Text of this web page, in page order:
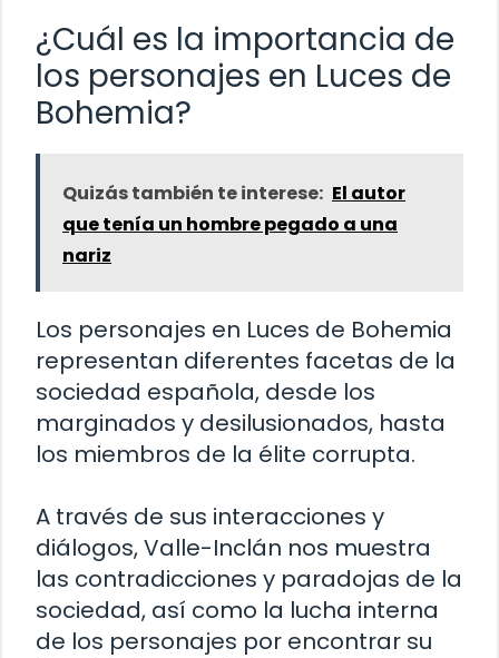
¿Cuál es la importancia de
los personajes en Luces de
Bohemia?
Quizás también te interese: El autor
que tenía un hombre pegado a una
nariz
Los personajes en Luces de Bohemia
representan diferentes facetas de la
sociedad española, desde los
marginados y desilusionados, hasta
los miembros de la élite corrupta.
A través de sus interacciones y
diálogos, Valle-Inclán nos muestra
las contradicciones y paradojas de la
sociedad, así como la lucha interna
de los personajes por encontrar su